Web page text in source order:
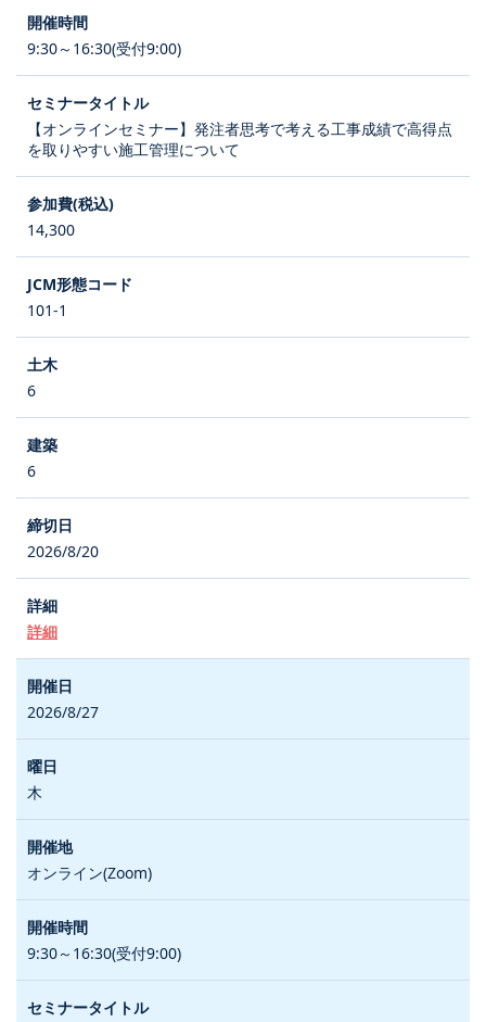
9:30～16:30(受付9:00)
【オンラインセミナー】発注者思考で考える工事成績で高得点
を取りやすい施工管理について
14,300
101-1
6
6
2026/8/20
詳細
2026/8/27
木
オンライン(Zoom)
9:30～16:30(受付9:00)